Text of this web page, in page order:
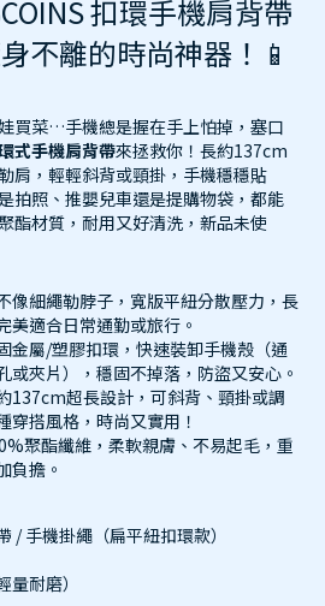
扣環手機肩背帶
不離的時尚神器！📱
買菜…手機總是握在手上怕掉，塞口
式手機肩背帶來拯救你！長約137cm
肩，輕輕斜背或頸掛，手機穩穩貼
拍照、推嬰兒車還是提購物袋，都能
酯材質，耐用又好清洗，新品未使
像細繩勒脖子，寬版平紐分散壓力，長
美適合日常通勤或旅行。
金屬/塑膠扣環，快速裝卸手機殼（通
或夾片），穩固不掉落，防盜又安心。
137cm超長設計，可斜背、頸掛或調
穿搭風格，時尚又實用！
聚酯纖維，柔軟親膚、不易起毛，重
負擔。
/ 手機掛繩（扁平紐扣環款）
耐磨）